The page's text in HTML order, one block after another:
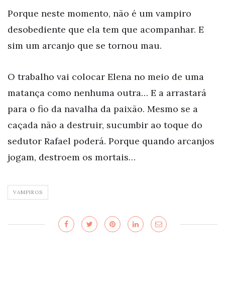
Porque neste momento, não é um vampiro
desobediente que ela tem que acompanhar. E
sim um arcanjo que se tornou mau.
O trabalho vai colocar Elena no meio de uma
matança como nenhuma outra… E a arrastará
para o fio da navalha da paixão. Mesmo se a
caçada não a destruir, sucumbir ao toque do
sedutor Rafael poderá. Porque quando arcanjos
jogam, destroem os mortais…
VAMPIROS